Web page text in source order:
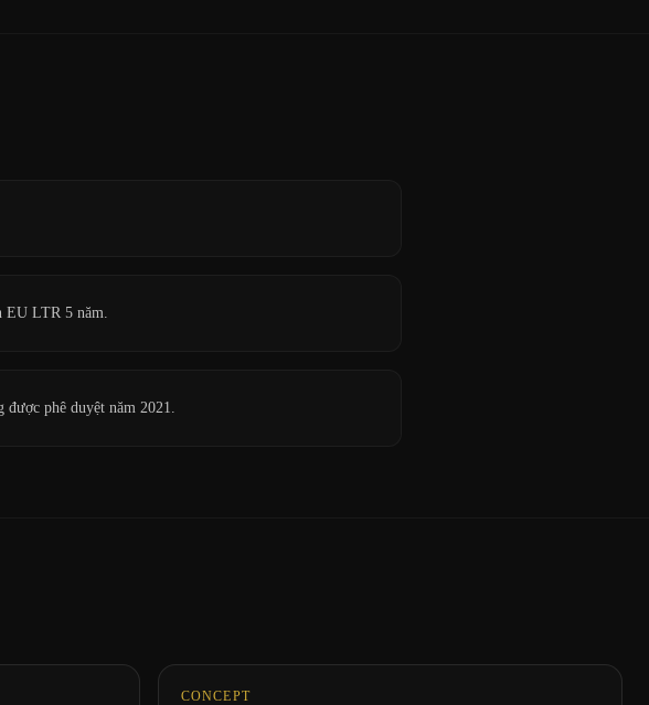
EU LTR 5 năm.
phê duyệt năm 2021.
CONCEPT